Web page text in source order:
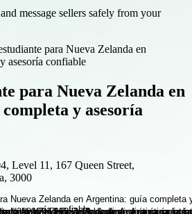
message sellers safely from your
para Nueva Zelanda en
asesoría confiable
para Nueva Zelanda en
y asesoría
Level 11, 167 Queen Street,
3000